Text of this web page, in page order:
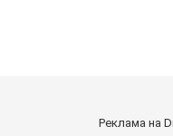
Реклама на